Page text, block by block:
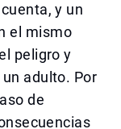
y un
el mismo
peligro y
adulto. Por
de